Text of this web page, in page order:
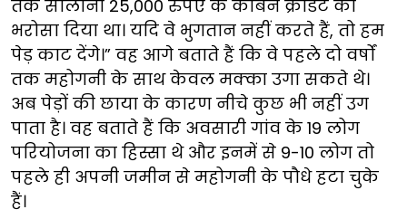
तक सालाना 25,000 रुपए के कार्बन क्रेडिट का
भरोसा दिया था। यदि वे भुगतान नहीं करते हैं, तो हम
पेड़ काट देंगे।” वह आगे बताते हैं कि वे पहले दो वर्षों
तक महोगनी के साथ केवल मक्का उगा सकते थे।
अब पेड़ों की छाया के कारण नीचे कुछ भी नहीं उग
पाता है। वह बताते हैं कि अवसारी गांव के 19 लोग
परियोजना का हिस्सा थे और इनमें से 9-10 लोग तो
पहले ही अपनी जमीन से महोगनी के पौधे हटा चुके
हैं।